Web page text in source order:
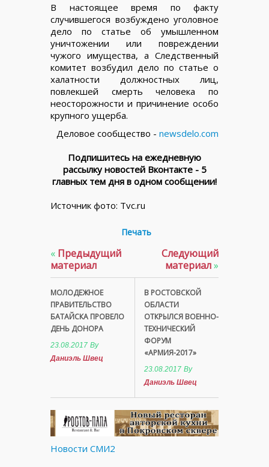
В настоящее время по факту
случившегося возбуждено уголовное
дело по статье об умышленном
уничтожении или повреждении
чужого имущества, а Следственный
комитет возбудил дело по статье о
халатности должностных лиц,
повлекшей смерть человека по
неосторожности и причинение особо
крупного ущерба.
Деловое сообщество - newsdelo.com
Подпишитесь на ежедневную
рассылку новостей Вконтакте - 5
главных тем дня в одном сообщении!
Источник фото: Tvc.ru
Печать
« Предыдущий
материал
МОЛОДЕЖНОЕ
ПРАВИТЕЛЬСТВО
БАТАЙСКА ПРОВЕЛО
ДЕНЬ ДОНОРА
23.08.2017 By
Даниэль Швец
Следующий
материал»
В РОСТОВСКОЙ
ОБЛАСТИ
ОТКРЫЛСЯ ВОЕННО-
ТЕХНИЧЕСКИЙ
ФОРУМ
«АРМИЯ-2017»
23.08.2017 By
Даниэль Швец
Новости СМИ2